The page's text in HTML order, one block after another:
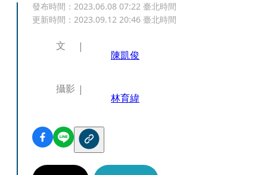
發布時間： 2023.06.08 07:22 臺北時間
更新時間： 2023.09.12 20:46 臺北時間
文
陳凱俊
攝影
林育緯